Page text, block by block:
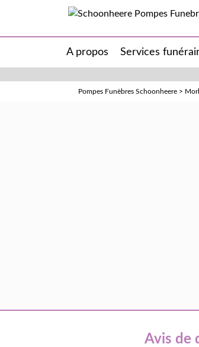
A propos Services
Pompes Funèbres Schoonheere >
Avis de